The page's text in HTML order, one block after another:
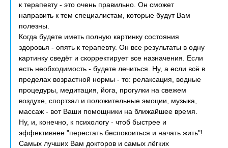
к терапевту - это очень правильно. Он сможет
направить к тем специалистам, которые будут Вам
полезны.
Когда будете иметь полную картинку состояния
здоровья - опять к терапевту. Он все результаты в одну
картинку сведёт и скорректирует все назначения. Если
есть необходимость - будете лечиться. Ну, а если всё в
пределах возрастной нормы - то: релаксация, водные
процедуры, медитация, йога, прогулки на свежем
воздухе, спортзал и положительные эмоции, музыка,
массаж - вот Ваши помощники на ближайшее время.
Ну, и, конечно, к психологу - чтоб быстрее и
эффективнее "перестать беспокоиться и начать жить"!
Самых лучших Вам докторов и самых лёгких